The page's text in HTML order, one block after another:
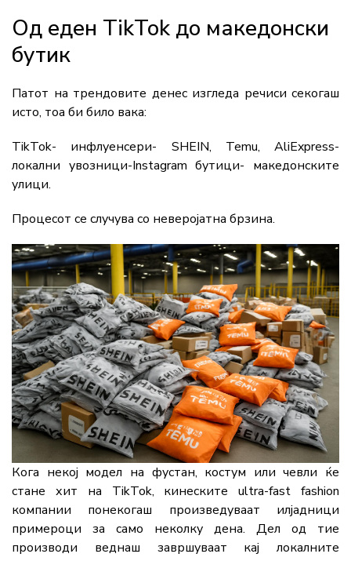
Од еден TikTok до македонски
бутик
Патот на трендовите денес изгледа речиси секогаш
исто, тоа би било вака:
TikTok- инфлуенсери- SHEIN, Temu, AliExpress-
локални увозници-Instagram бутици- македонските
улици.
Процесот се случува со неверојатна брзина.
Кога некој модел на фустан, костум или чевли ќе
стане хит на TikTok, кинеските ultra-fast fashion
компании понекогаш произведуваат илјадници
примероци за само неколку дена. Дел од тие
производи веднаш завршуваат кај локалните